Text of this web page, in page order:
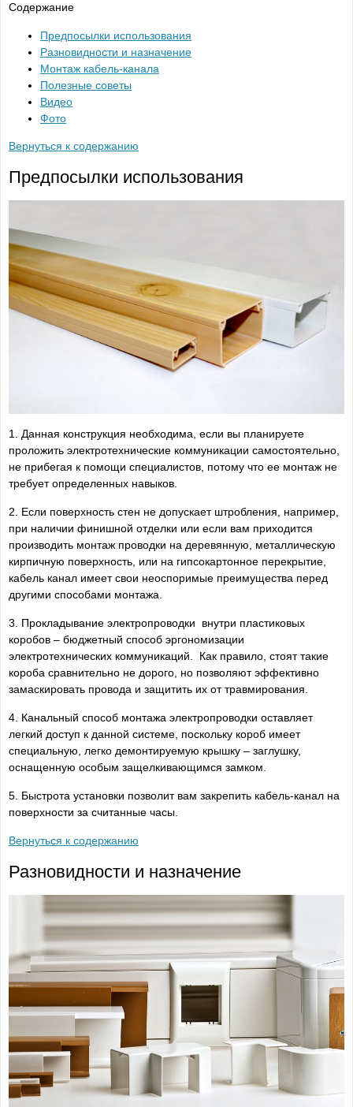
Содержание
Предпосылки использования
Разновидности и назначение
Монтаж кабель-канала
Полезные советы
Видео
Фото
Вернуться к содержанию
Предпосылки использования
1. Данная конструкция необходима, если вы планируете
проложить электротехнические коммуникации самостоятельно,
не прибегая к помощи специалистов, потому что ее монтаж не
требует определенных навыков.
2. Если поверхность стен не допускает штробления, например,
при наличии финишной отделки или если вам приходится
производить монтаж проводки на деревянную, металлическую
кирпичную поверхность, или на гипсокартонное перекрытие,
кабель канал имеет свои неоспоримые преимущества перед
другими способами монтажа.
3. Прокладывание электропроводки внутри пластиковых
коробов – бюджетный способ эргономизации
электротехнических коммуникаций. Как правило, стоят такие
короба сравнительно не дорого, но позволяют эффективно
замаскировать провода и защитить их от травмирования.
4. Канальный способ монтажа электропроводки оставляет
легкий доступ к данной системе, поскольку короб имеет
специальную, легко демонтируемую крышку – заглушку,
оснащенную особым защелкивающимся замком.
5. Быстрота установки позволит вам закрепить кабель-канал на
поверхности за считанные часы.
Вернуться к содержанию
Разновидности и назначение